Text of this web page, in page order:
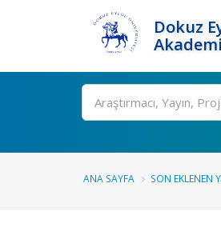
Dokuz
Ara
ANA SAYFA SON EKLENEN